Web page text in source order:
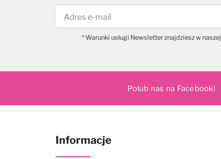
* Warunki usługi Newsletter znajdziesz w naszej
Polub nas na Facebook!
Informacje